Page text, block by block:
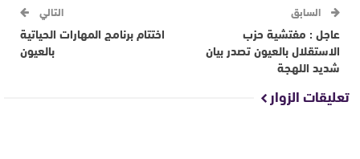
السابق
عاجل : مفتشية حزب
الاستقلال بالعيون تصدر بيان
شديد اللهجة
التالي
اختتام برنامج المهارات الحياتية
بالعيون
تعليقات الزوار